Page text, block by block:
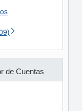
de Cuentas